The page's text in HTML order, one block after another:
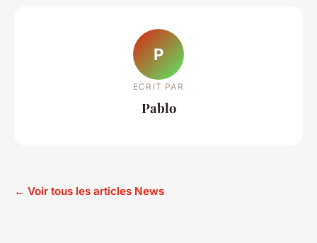
P
ECRIT PAR
Pablo
← Voir tous les articles News